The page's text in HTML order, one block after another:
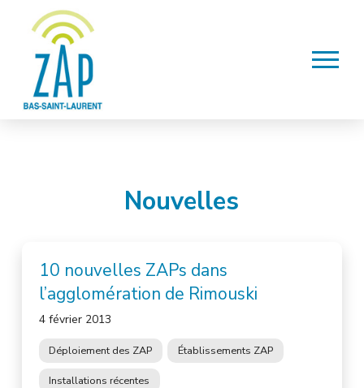
Nouvelles
10 nouvelles ZAPs dans
l’agglomération de Rimouski
4 février 2013
Déploiement des ZAP Établissements ZAP
Installations récentes